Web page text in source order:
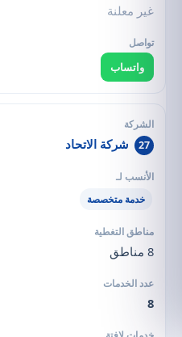
غير معلنة
واتساب
27 شركة الاتحاد
خدمة متخصصة
8 مناطق
8